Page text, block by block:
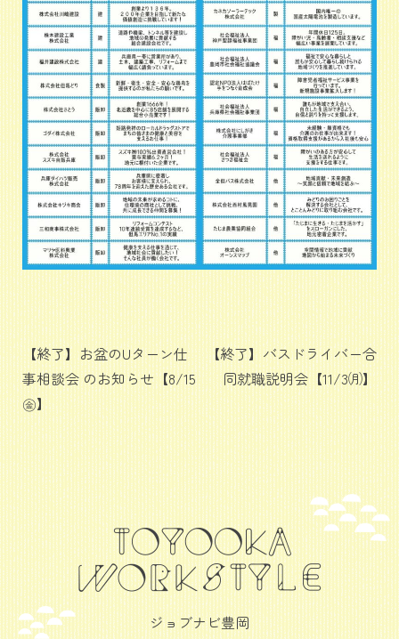
投
稿
ナ
ビ
ゲ
ー
シ
ョ
ン
【終了】お盆のUターン仕
事相談会 のお知らせ【8/15
㊎】
【終了】バスドライバー合
同就職説明会【11/3㈪】
ジョブナビ豊岡